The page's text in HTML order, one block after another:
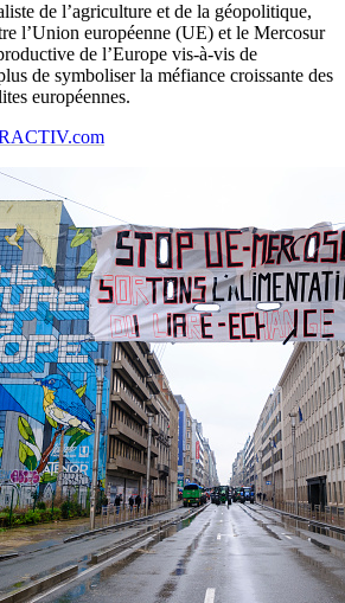
de l’agriculture et de la géopolitique,
l’Union européenne (UE) et le Mercosur
de l’Europe vis-à-vis de
de symboliser la méfiance croissante des
européennes.